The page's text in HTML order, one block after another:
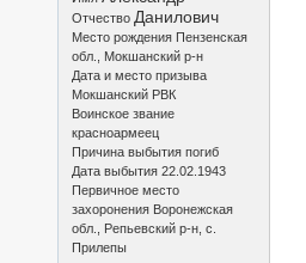
Отчество Данилович
Место рождения Пензенская
обл., Мокшанский р-н
Дата и место призыва
Мокшанский РВК
Воинское звание
красноармеец
Причина выбытия погиб
Дата выбытия 22.02.1943
Первичное место
захоронения Воронежская
обл., Репьевский р-н, с.
Прилепы